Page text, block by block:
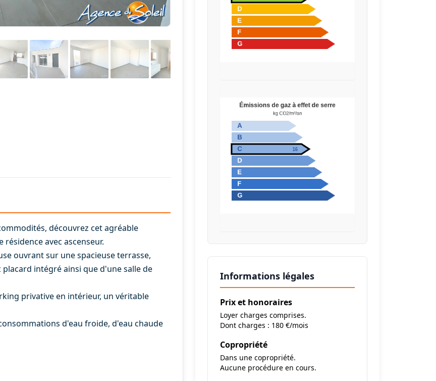
découvrez cet agréable
avec ascenseur.
ouvrant sur une spacieuse terrasse,
intégré ainsi que d'une salle de
privative en intérieur, un véritable
d'eau froide, d'eau chaude
Informations légales
Prix et honoraires
Loyer charges comprises.
Dont charges : 180 €/mois
Copropriété
Dans une copropriété.
Aucune procédure en cours.